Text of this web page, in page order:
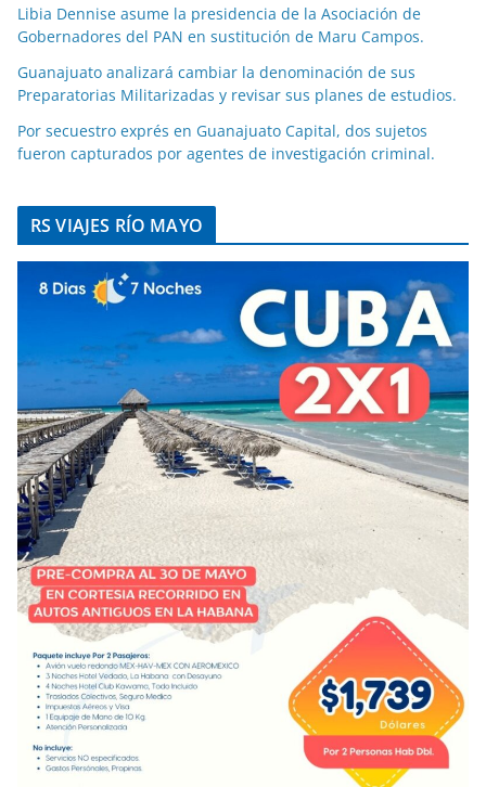
Libia Dennise asume la presidencia de la Asociación de
Gobernadores del PAN en sustitución de Maru Campos.
Guanajuato analizará cambiar la denominación de sus
Preparatorias Militarizadas y revisar sus planes de estudios.
Por secuestro exprés en Guanajuato Capital, dos sujetos
fueron capturados por agentes de investigación criminal.
RS VIAJES RÍO MAYO